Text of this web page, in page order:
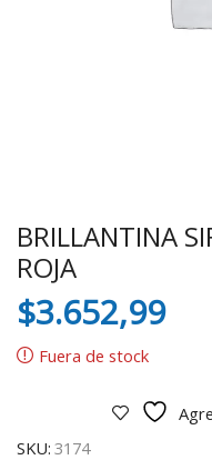
BRILLANTINA
ROJA
$3.652,99
Fuera de stock
SKU: 3174